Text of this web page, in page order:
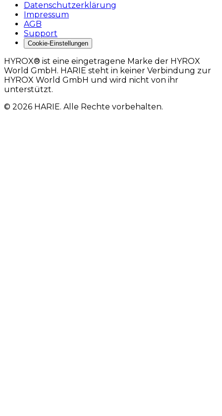
Datenschutzerklärung
Impressum
AGB
Support
Cookie-Einstellungen
HYROX® ist eine eingetragene Marke der HYROX
World GmbH. HARIE steht in keiner Verbindung zur
HYROX World GmbH und wird nicht von ihr
unterstützt.
© 2026 HARIE. Alle Rechte vorbehalten.